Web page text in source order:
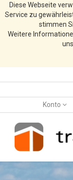
Diese Webseite
Service zu
stimmen
Weitere
Konto